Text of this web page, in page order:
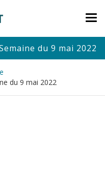
du 9 mai 2022
du 9 mai 2022